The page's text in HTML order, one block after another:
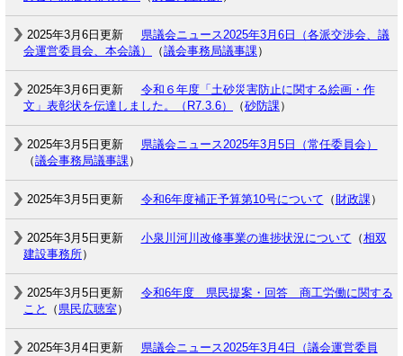
2025年3月6日更新
県議会ニュース2025年3月6日（各派交渉会、議
会運営委員会、本会議）
（議会事務局議事課）
2025年3月6日更新
令和６年度「土砂災害防止に関する絵画・作
文」表彰状を伝達しました。（R7.3.6）
（砂防課）
2025年3月5日更新
県議会ニュース2025年3月5日（常任委員会）
（議会事務局議事課）
2025年3月5日更新 令和6年度補正予算第10号について （ 財政課）
2025年3月5日更新 小泉川河川改修事業の進捗状況について （相双
建設事務所）
2025年3月5日更新
令和6年度 県民提案・回答 商工労働に関する
こと
（ 県民広聴室 ）
2025年3月4日更新
県議会ニュース2025年3月4日（議会運営委員